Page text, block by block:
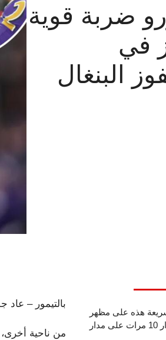
ضربة قوية
في
البنغال
بالتيمور – عاد
من ناحية
هذه على مظهر
النشارة أكثر نضارة بمقدار 10 مرات على مدار